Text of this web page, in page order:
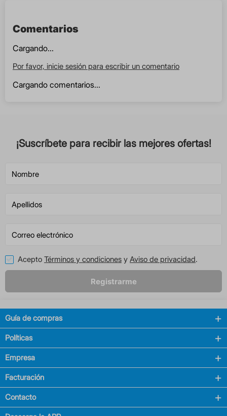
Comentarios
Cargando...
Por favor, inicie sesión para escribir un comentario
Cargando comentarios...
¡Suscríbete para recibir las mejores ofertas!
Acepto Términos y condiciones y Aviso de privacidad.
Registrarme
Guía de compras
Políticas
Empresa
Facturación
Contacto